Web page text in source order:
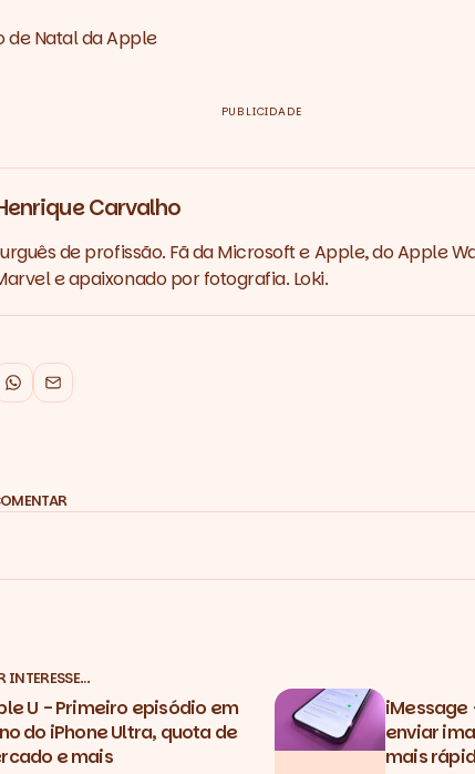
de Natal da Apple
PUBLICIDADE
Carvalho
de profissão. Fã da Microsoft e Apple, do Apple
e apaixonado por fotografia. Loki.
WhatsApp
Email
INTERESSE…
U - Primeiro episódio em
do iPhone Ultra, quota de
e mais
iMessage
enviar
mais